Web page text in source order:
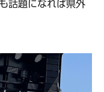
話題になれば県外